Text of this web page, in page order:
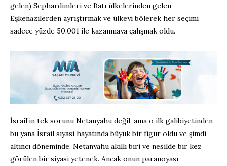
gelen) Sephardimleri ve Batı ülkelerinden gelen
Eşkenazilerden ayrıştırmak ve ülkeyi bölerek her seçimi
sadece yüzde 50.001 ile kazanmaya çalışmak oldu.
İsrail’in tek sorunu Netanyahu değil, ama o ilk galibiyetinden
bu yana İsrail siyasi hayatında büyük bir figür oldu ve şimdi
altıncı döneminde. Netanyahu akıllı biri ve nesilde bir kez
görülen bir siyasi yetenek. Ancak onun paranoyası,